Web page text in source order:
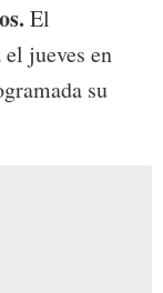
El
jueves en
su